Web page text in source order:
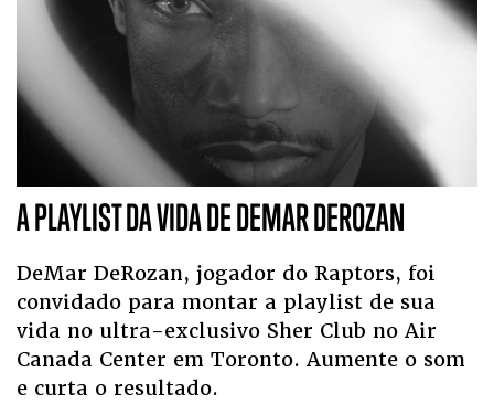
A PLAYLIST DA VIDA DE DEMAR DEROZAN
DeMar DeRozan, jogador do Raptors, foi
convidado para montar a playlist de sua
vida no ultra-exclusivo Sher Club no Air
Canada Center em Toronto. Aumente o som
e curta o resultado.